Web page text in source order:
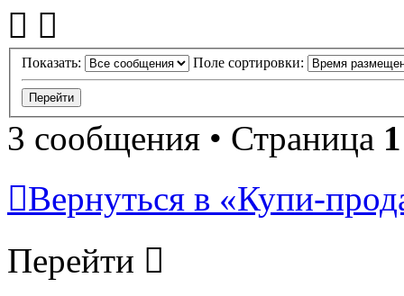
Показать: Поле сортировки:
3 сообщения • Страница 1
Вернуться в «Купи-
Перейти